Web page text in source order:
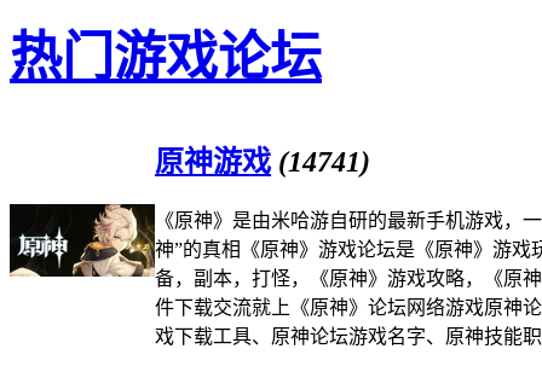
热门游戏论坛
原神游戏 (14741)
《原神》是由米哈游自研的最新手机游戏，
神”的真相《原神》游戏论坛是《原神》游
备，副本，打怪，《原神》游戏攻略，《原
件下载交流就上《原神》论坛网络游戏原神
戏下载工具、原神论坛游戏名字、原神技能